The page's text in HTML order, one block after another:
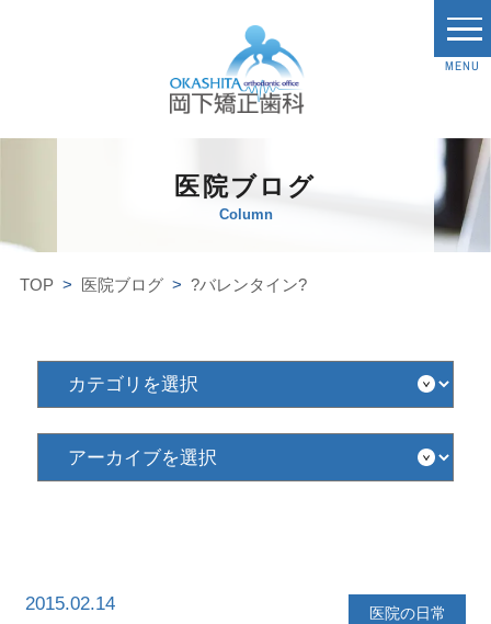
MENU
医院ブログ
Column
TOP 医院ブログ ?バレンタイン?
カ
ゴ
を
ア
2015.02.14 医院の日常